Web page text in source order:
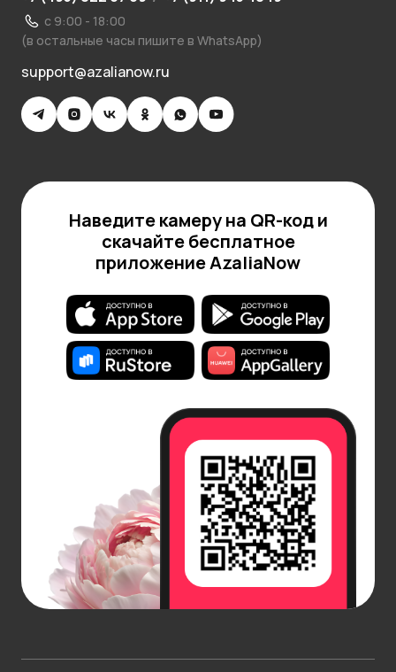
с 9:00 - 18:00
(в остальные часы пишите в WhatsApp)
support@azalianow.ru
Наведите камеру на QR-код и
скачайте бесплатное
приложение AzaliaNow